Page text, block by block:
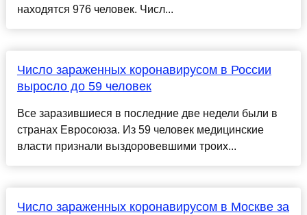
находятся 976 человек. Числ...
Число зараженных коронавирусом в России
выросло до 59 человек
Все заразившиеся в последние две недели были в
странах Евросоюза. Из 59 человек медицинские
власти признали выздоровевшими троих...
Число зараженных коронавирусом в Москве за